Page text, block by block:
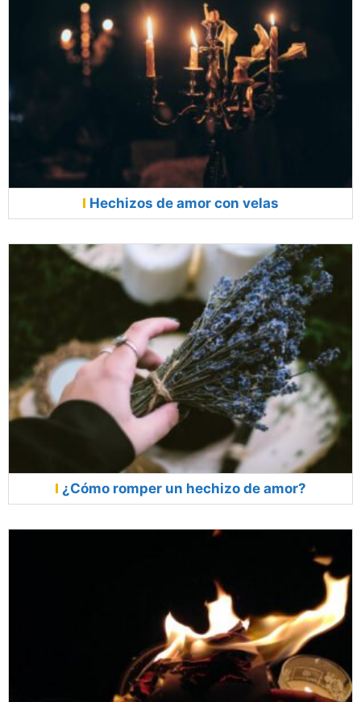
Hechizos de amor con velas
¿Cómo romper un hechizo de amor?